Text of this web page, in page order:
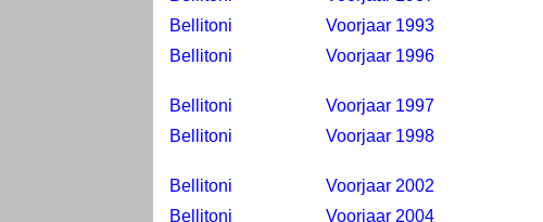
Bellitoni
Voorjaar 1993
Bellitoni
Voorjaar 1996
Bellitoni Voorjaar 1997
Bellitoni
Voorjaar 1998
Bellitoni Voorjaar 2002
Bellitoni
Voorjaar 2004